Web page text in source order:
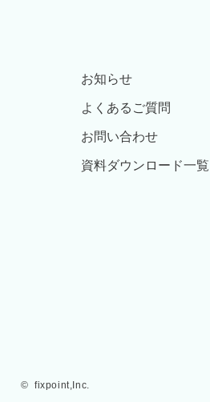
お知らせ
よくあるご質問
お問い合わせ
資料ダウンロード一覧
©  fixpoint,Inc.